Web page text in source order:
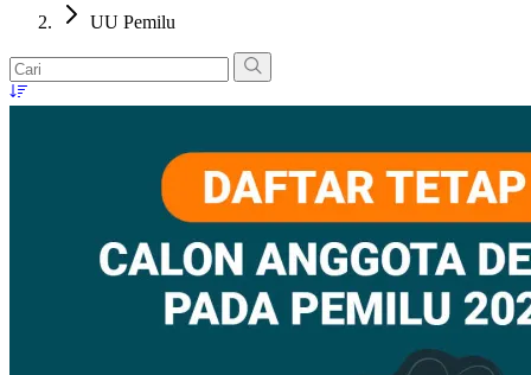
UU Pemilu